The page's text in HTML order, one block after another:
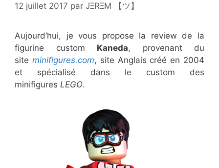
12 juillet 2017 par JΞRΞM 【ツ】
Aujourd’hui, je vous propose la review de la
figurine custom Kaneda, provenant du
site minifigures.com, site Anglais créé en 2004
et spécialisé dans le custom des
minifigures LEGO.